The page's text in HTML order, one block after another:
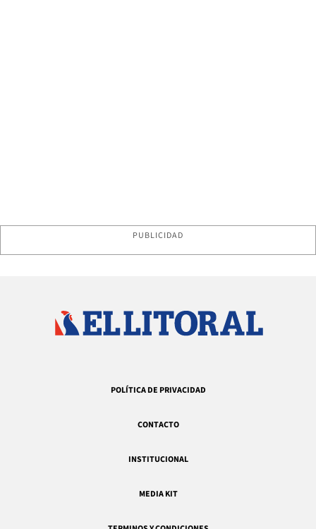
PUBLICIDAD
POLÍTICA DE PRIVACIDAD
CONTACTO
INSTITUCIONAL
MEDIA KIT